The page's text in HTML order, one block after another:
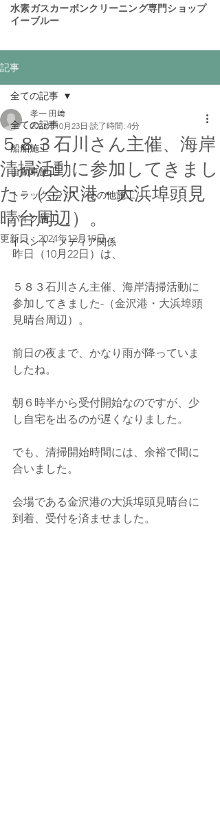
​水素ガスカーボンクリーニング専門ショップ
イーブルー
記事
全ての記事
船舶施工
自動車施工
トラック・バス・その他施工
バイク施工
イベント・メディア関係
全ての記事
５８３石川さん主催、海岸
清掃活動に参加してきまし
た-（金沢港・大浜埠頭見
晴台周辺）。
孝一 田﨑
2023年10月23日 読了時間: 4分
更新日：2024年12月19日
昨日（10月22日）は、
５８３石川さん主催、海岸清掃活動に
参加してきました-（金沢港・大浜埠頭
見晴台周辺）。
前日の夜まで、かなり雨が降っていま
したね。
朝６時半から受付開始なのですが、少
し自宅を出るのが遅くなりました。
でも、清掃開始時間には、余裕で間に
合いました。
会場である金沢港の大浜埠頭見晴台に
到着、受付を済ませました。